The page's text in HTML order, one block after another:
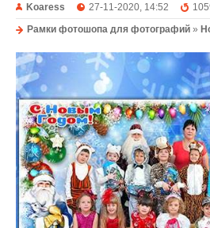
Koaress 27-11-2020, 14:52
Рамки фотошопа для фотографий »